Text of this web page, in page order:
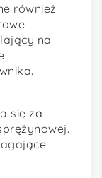
również
na
się za